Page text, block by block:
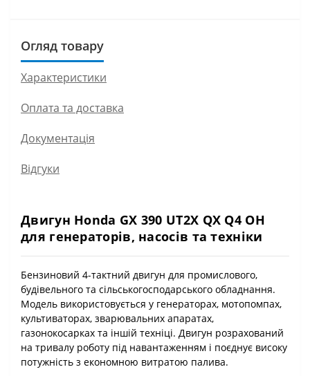
Огляд товару
Характеристики
Оплата та доставка
Документація
Відгуки
Двигун Honda GX 390 UT2X QX Q4 OH
для генераторів, насосів та техніки
Бензиновий 4-тактний двигун для промислового,
будівельного та сільськогосподарського обладнання.
Модель використовується у генераторах, мотопомпах,
культиваторах, зварювальних апаратах,
газонокосарках та іншій техніці. Двигун розрахований
на тривалу роботу під навантаженням і поєднує високу
потужність з економною витратою палива.